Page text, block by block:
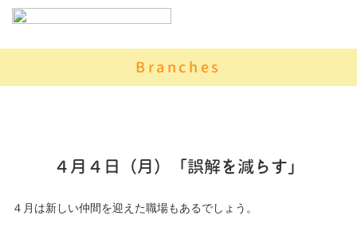
Branches
４月４日（月）「誤解を減らす」
４月は新しい仲間を迎えた職場もあるでしょう。